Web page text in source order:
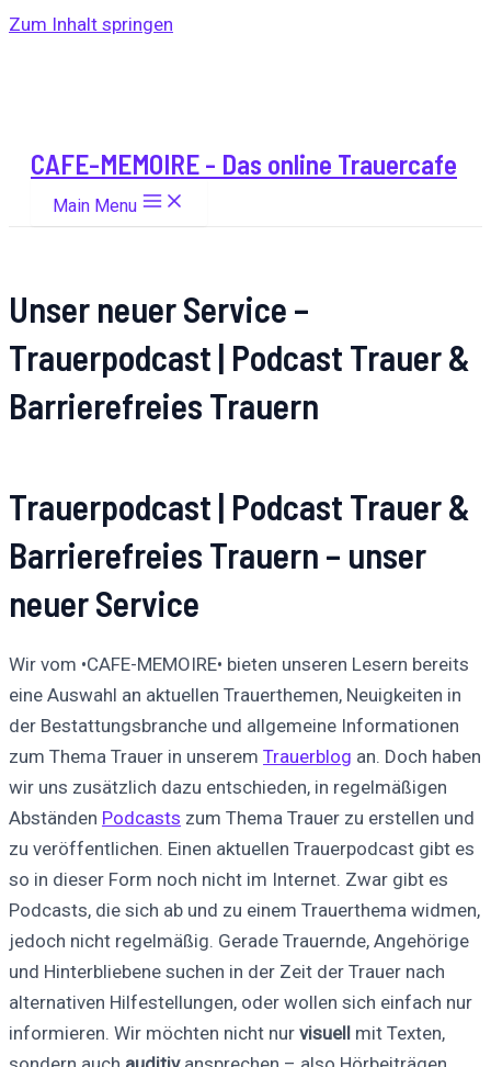
Zum Inhalt springen
CAFE-MEMOIRE - Das online Trauercafe
Main Menu
Unser neuer Service –
Trauerpodcast | Podcast Trauer &
Barrierefreies Trauern
Trauerpodcast | Podcast Trauer &
Barrierefreies Trauern – unser
neuer Service
Wir vom •CAFE-MEMOIRE• bieten unseren Lesern bereits
eine Auswahl an aktuellen Trauerthemen, Neuigkeiten in
der Bestattungsbranche und allgemeine Informationen
zum Thema Trauer in unserem Trauerblog an. Doch haben
wir uns zusätzlich dazu entschieden, in regelmäßigen
Abständen Podcasts zum Thema Trauer zu erstellen und
zu veröffentlichen. Einen aktuellen Trauerpodcast gibt es
so in dieser Form noch nicht im Internet. Zwar gibt es
Podcasts, die sich ab und zu einem Trauerthema widmen,
jedoch nicht regelmäßig. Gerade Trauernde, Angehörige
und Hinterbliebene suchen in der Zeit der Trauer nach
alternativen Hilfestellungen, oder wollen sich einfach nur
informieren. Wir möchten nicht nur visuell mit Texten,